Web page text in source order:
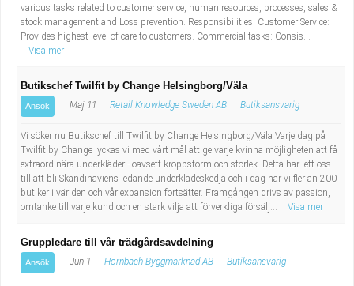
various tasks related to customer service, human resources, processes, sales &
stock management and Loss prevention. Responsibilities: Customer Service:
Provides highest level of care to customers. Commercial tasks: Consis...
Visa mer
Butikschef Twilfit by Change Helsingborg/Väla
Ansök Maj 11 Retail Knowledge Sweden AB Butiksansvarig
Vi söker nu Butikschef till Twilfit by Change Helsingborg/Väla Varje dag på
Twilfit by Change lyckas vi med vårt mål att ge varje kvinna möjligheten att få
extraordinära underkläder - oavsett kroppsform och storlek. Detta har lett oss
till att bli Skandinaviens ledande underklädeskedja och i dag har vi fler än 200
butiker i världen och vår expansion fortsätter. Framgången drivs av passion,
omtanke till varje kund och en stark vilja att förverkliga försälj...
Visa mer
Gruppledare till vår trädgårdsavdelning
Ansök Jun 1 Hornbach Byggmarknad AB Butiksansvarig